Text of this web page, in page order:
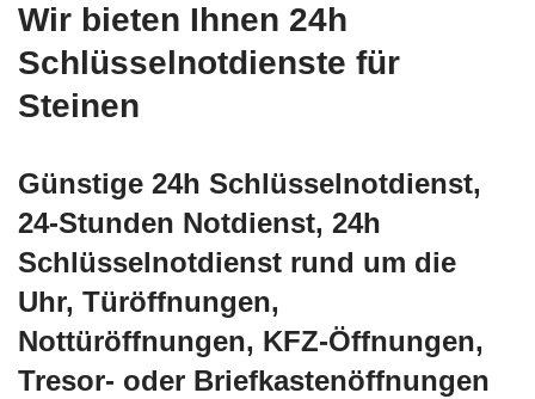
Wir bieten Ihnen 24h
Schlüsselnotdienste für
Steinen
Günstige 24h Schlüsselnotdienst,
24-Stunden Notdienst, 24h
Schlüsselnotdienst rund um die
Uhr, Türöffnungen,
Nottüröffnungen, KFZ-Öffnungen,
Tresor- oder Briefkastenöffnungen